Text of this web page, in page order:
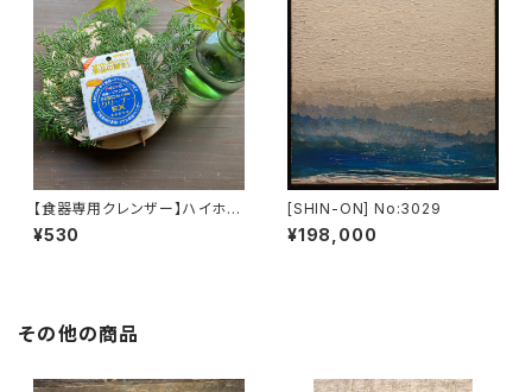
【食器専用クレンザー】ハイホー
ム NEO クリーナー
¥530
[SHIN-ON] No:3029
¥198,000
その他の商品